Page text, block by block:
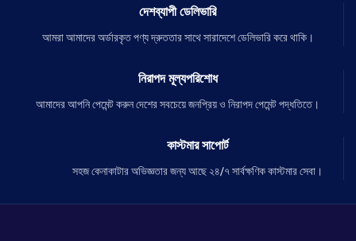
দেশব্যাপী ডেলিভারি
আমরা আমাদের অর্ডারকৃত পণ্য দ্রুততার সাথে সারাদেশে ডেলিভারি করে থাকি।
নিরাপদ মূল্যপরিশোধ
আমাদের আপনি পেমেন্ট করুন দেশের সবচেয়ে জনপ্রিয় ও নিরাপদ পেমেন্ট পদ্ধতিতে।
কাস্টমার সাপোর্ট
সহজ কেনাকাটার অভিজ্ঞতার জন্য আছে ২৪/৭ সার্বক্ষণিক কাস্টমার সেবা।